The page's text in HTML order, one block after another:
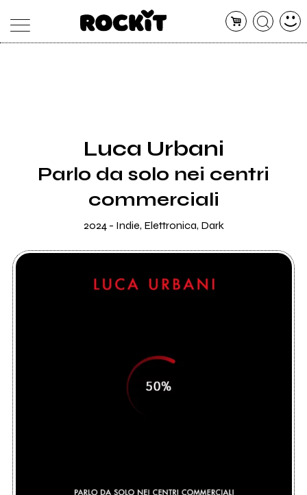
RADIO
Luca Urbani
Parlo da solo nei centri
commerciali
2024 - Indie, Elettronica, Dark